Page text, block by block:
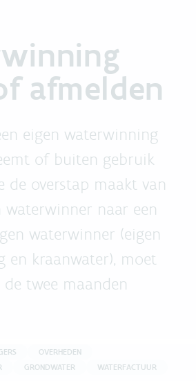
afmelden
eigen waterwinning
of buiten gebruik
de overstap maakt van
waterwinner naar een
waterwinner (eigen
en kraanwater), moet
twee maanden
OVERHEDEN
GRONDWATER WATERFACTUUR